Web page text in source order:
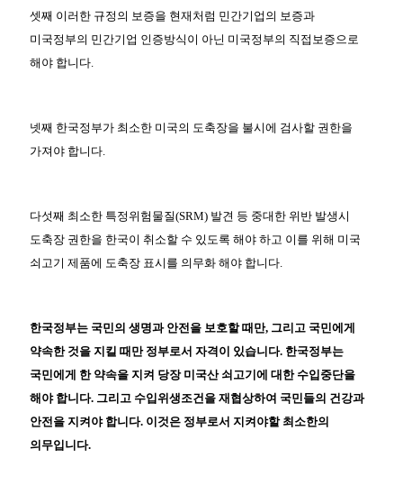
셋째 이러한 규정의 보증을 현재처럼 민간기업의 보증과
미국정부의 민간기업 인증방식이 아닌 미국정부의 직접보증으로
해야 합니다.
넷째 한국정부가 최소한 미국의 도축장을 불시에 검사할 권한을
가져야 합니다.
다섯째 최소한 특정위험물질(SRM) 발견 등 중대한 위반 발생시
도축장 권한을 한국이 취소할 수 있도록 해야 하고 이를 위해 미국
쇠고기 제품에 도축장 표시를 의무화 해야 합니다.
한국정부는 국민의 생명과 안전을 보호할 때만, 그리고 국민에게
약속한 것을 지킬 때만 정부로서자격이 있습니다. 한국정부는
국민에게 한 약속을 지켜 당장 미국산 쇠고기에 대한 수입중단을
해야 합니다. 그리고 수입위생조건을 재협상하여 국민들의 건강과
안전을 지켜야 합니다. 이것은 정부로서 지켜야할 최소한의
의무입니다.